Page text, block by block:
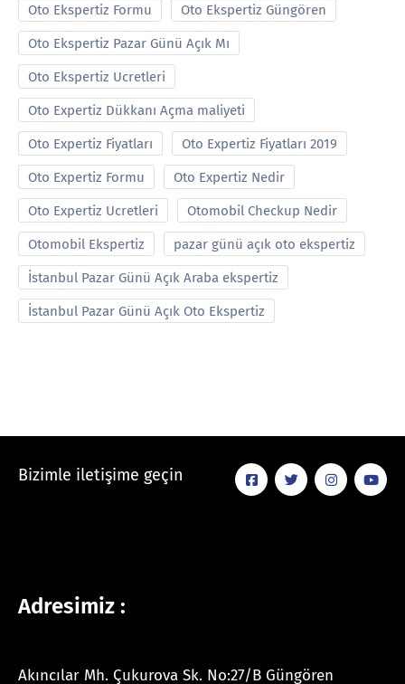
Oto Ekspertiz Formu Oto Ekspertiz Güngören
Oto Ekspertiz Pazar Günü Açık Mı
Oto Ekspertiz Ucretleri
Oto Expertiz Dükkanı Açma maliyeti
Oto Expertiz Fiyatları Oto Expertiz Fiyatları 2019
Oto Expertiz Formu Oto Expertiz Nedir
Oto Expertiz Ucretleri Otomobil Checkup Nedir
Otomobil Ekspertiz pazar günü açık oto ekspertiz
İstanbul Pazar Günü Açık Araba ekspertiz
İstanbul Pazar Günü Açık Oto Ekspertiz
Bizimle iletişime geçin
Adresimiz :
Akıncılar Mh. Çukurova Sk. No:27/B Güngören